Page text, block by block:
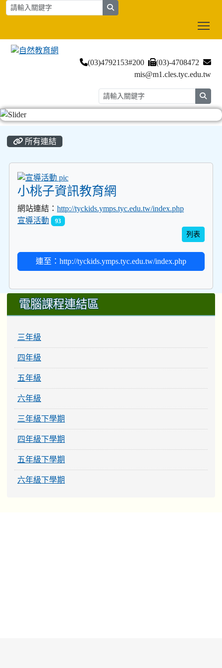
(03)4792153#200
(03)-4708472
mis@m1.cles.tyc.edu.tw
所有連結
title:宣導活動
小桃子資訊教育網
網站連結： http://tyckids.ymps.tyc.edu.tw/index.php
宣導活動
93
列表
連至：http://tyckids.ymps.tyc.edu.tw/index.php
電腦課程連結區
三年級
四年級
五年級
六年級
三年級下學期
四年級下學期
五年級下學期
六年級下學期